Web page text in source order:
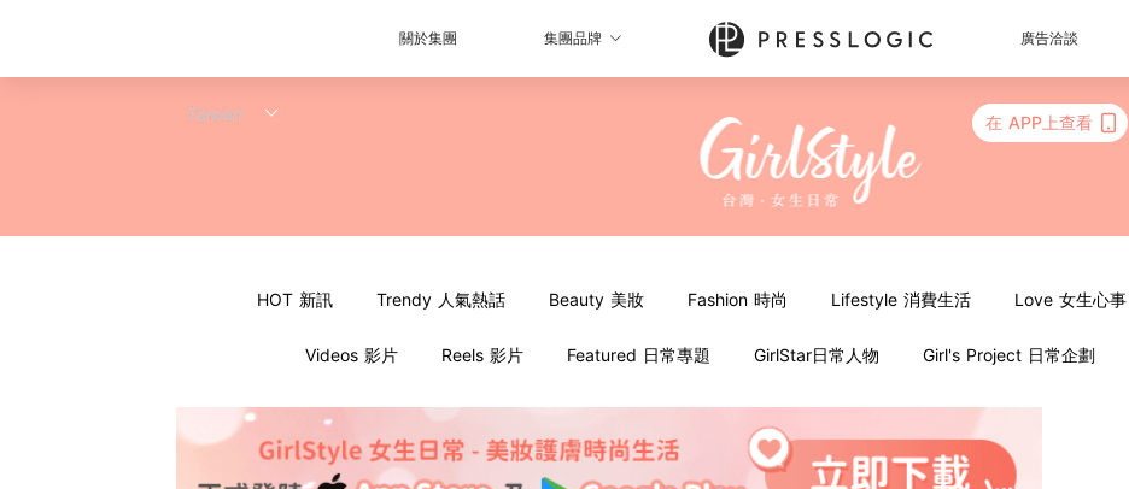
關於集團 集團品牌 廣告洽談
在 APP上查看
HOT 新訊 Trendy 人氣熱話 Beauty 美妝 Fashion 時尚 Lifestyle 消費生活 Love 女生心事
Videos 影片 Reels 影片 Featured 日常專題 GirlStar日常人物 Girl's Project 日常企劃